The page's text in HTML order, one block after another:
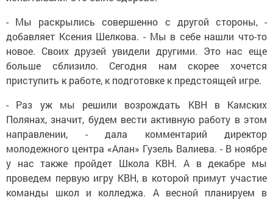
- Мы раскрылись совершенно с другой стороны, -
добавляет Ксения Шелкова. - Мы в себе нашли что-то
новое. Своих друзей увидели другими. Это нас еще
больше сблизило. Сегодня нам скорее хочется
приступить к работе, к подготовке к предстоящей игре.
- Раз уж мы решили возрождать КВН в Камских
Полянах, значит, будем вести активную работу в этом
направлении, - дала комментарий директор
молодежного центра «Алан» Гузель Валиева. - В ноябре
у нас также пройдет Школа КВН. А в декабре мы
проведем первую игру КВН, в которой примут участие
команды школ и колледжа. А весной планируем в